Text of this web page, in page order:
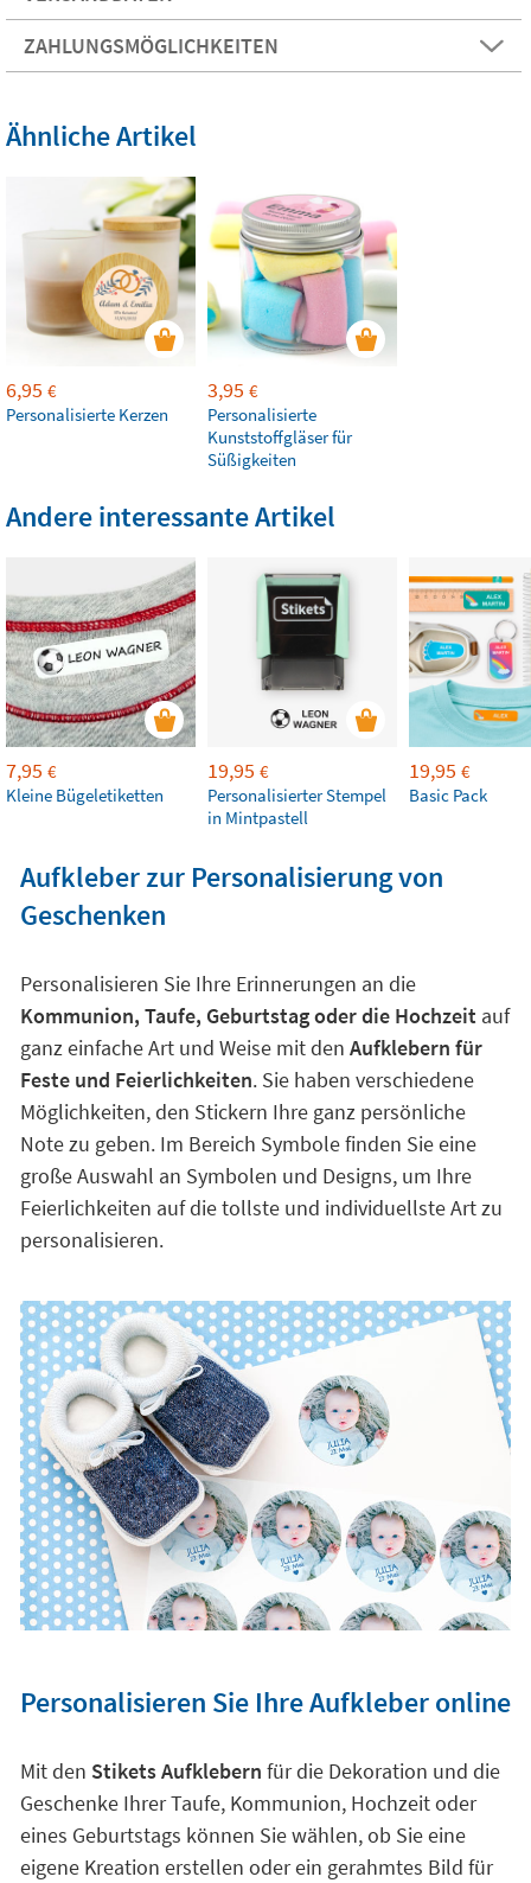
ZAHLUNGSMÖGLICHKEITEN
Ähnliche Artikel
6,95 €
Personalisierte Kerzen
3,95 €
Personalisierte
Kunststoffgläser für
Süßigkeiten
Andere interessante Artikel
7,95 €
Kleine Bügeletiketten
19,95 €
Personalisierter Stempel
in Mintpastell
19,95 €
Basic Pack
Aufkleber zur Personalisierung von
Geschenken
Personalisieren Sie Ihre Erinnerungen an die
Kommunion, Taufe, Geburtstag oder die Hochzeitauf
ganz einfache Art und Weise mit den Aufklebern für
Feste und Feierlichkeiten. Sie haben verschiedene
Möglichkeiten, den Stickern Ihre ganz persönliche
Note zu geben. Im Bereich Symbole finden Sie eine
große Auswahl an Symbolen und Designs, um Ihre
Feierlichkeiten auf die tollste und individuellste Art zu
personalisieren.
Personalisieren Sie Ihre Aufkleber online
Mit den Stikets Aufklebern für die Dekoration und die
Geschenke Ihrer Taufe, Kommunion, Hochzeit oder
eines Geburtstags können Sie wählen, ob Sie eine
eigene Kreation erstellen oder ein gerahmtes Bild für